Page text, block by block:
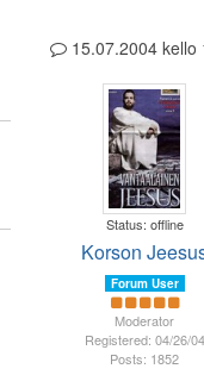
15.07.2004 kello
Status: offline
Korson
Forum User
Moderator
Registered: 04/26/04
Posts: 1852